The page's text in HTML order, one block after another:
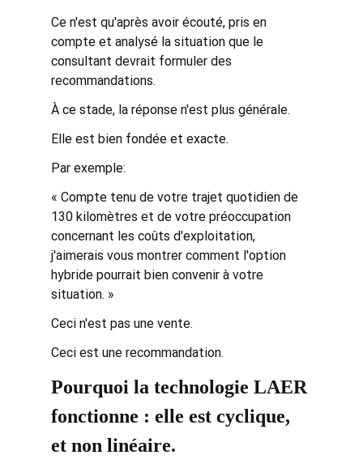
Ce n'est qu'après avoir écouté, pris en
compte et analysé la situation que le
consultant devrait formuler des
recommandations.
À ce stade, la réponse n'est plus générale.
Elle est bien fondée et exacte.
Par exemple:
« Compte tenu de votre trajet quotidien de
130 kilomètres et de votre préoccupation
concernant les coûts d'exploitation,
j'aimerais vous montrer comment l'option
hybride pourrait bien convenir à votre
situation. »
Ceci n'est pas une vente.
Ceci est une recommandation.
Pourquoi la technologie LAER
fonctionne : elle est cyclique,
et non linéaire.